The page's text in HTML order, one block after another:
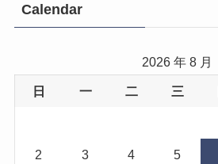
Calendar
2026 年 8 月
日 一 二 三
2 3 4 5